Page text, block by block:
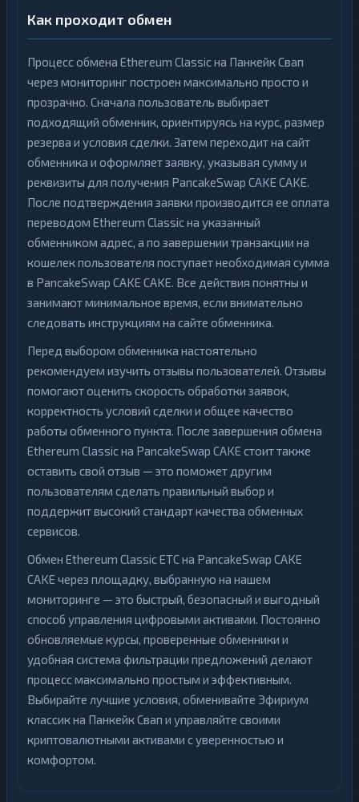
Как проходит обмен
Процесс обмена Ethereum Classic на Панкейк Свап
через мониторинг построен максимально просто и
прозрачно. Сначала пользователь выбирает
подходящий обменник, ориентируясь на курс, размер
резерва и условия сделки. Затем переходит на сайт
обменника и оформляет заявку, указывая сумму и
реквизиты для получения PancakeSwap CAKE CAKE.
После подтверждения заявки производится ее оплата
переводом Ethereum Classic на указанный
обменником адрес, а по завершении транзакции на
кошелек пользователя поступает необходимая сумма
в PancakeSwap CAKE CAKE. Все действия понятны и
занимают минимальное время, если внимательно
следовать инструкциям на сайте обменника.
Перед выбором обменника настоятельно
рекомендуем изучить отзывы пользователей. Отзывы
помогают оценить скорость обработки заявок,
корректность условий сделки и общее качество
работы обменного пункта. После завершения обмена
Ethereum Classic на PancakeSwap CAKE стоит также
оставить свой отзыв — это поможет другим
пользователям сделать правильный выбор и
поддержит высокий стандарт качества обменных
сервисов.
Обмен Ethereum Classic ETC на PancakeSwap CAKE
CAKE через площадку, выбранную на нашем
мониторинге — это быстрый, безопасный и выгодный
способ управления цифровыми активами. Постоянно
обновляемые курсы, проверенные обменники и
удобная система фильтрации предложений делают
процесс максимально простым и эффективным.
Выбирайте лучшие условия, обменивайте Эфириум
классик на Панкейк Свап и управляйте своими
криптовалютными активами с уверенностью и
комфортом.